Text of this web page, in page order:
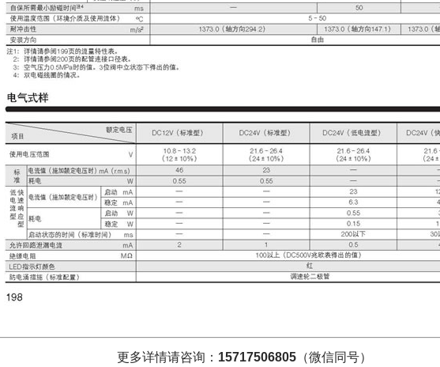
更多详情请咨询： 15717506805 （微信同号）